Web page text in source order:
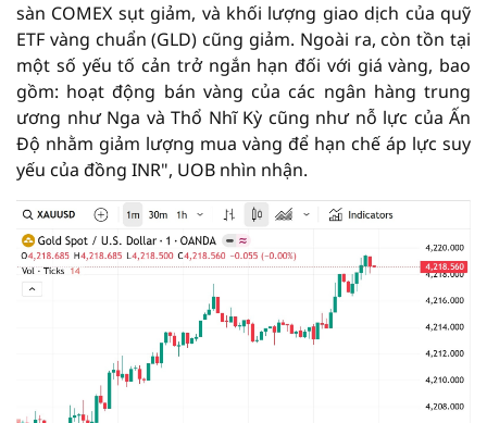
sàn COMEX sụt giảm, và khối lượng giao dịch của quỹ
ETF vàng chuẩn (GLD) cũng giảm. Ngoài ra, còn tồn tại
một số yếu tố cản trở ngắn hạn đối với giá vàng, bao
gồm: hoạt động bán vàng của các ngân hàng trung
ương như Nga và Thổ Nhĩ Kỳ cũng như nỗ lực của Ấn
Độ nhằm giảm lượng mua vàng để hạn chế áp lực suy
yếu của đồng INR", UOB nhìn nhận.